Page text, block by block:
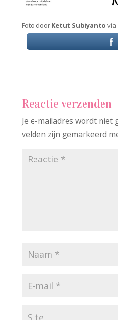
Foto door Ketut Subiyanto via
Reactie verzenden
Je e-mailadres wordt niet
velden zijn gemarkeerd